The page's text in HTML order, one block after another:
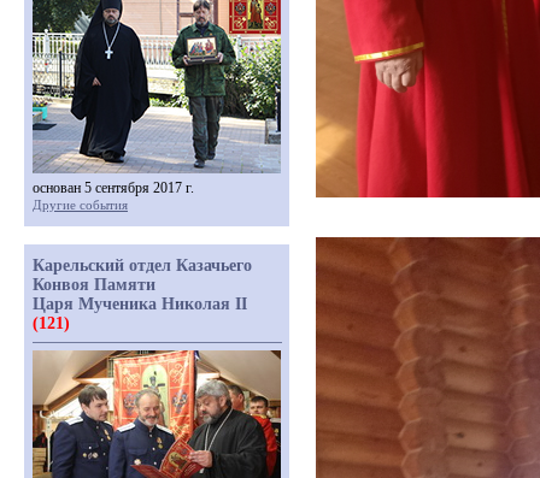
основан 5 сентября 2017 г.
Другие события
Карельский отдел Казачьего
Конвоя Памяти
Царя Мученика Николая II
(121)